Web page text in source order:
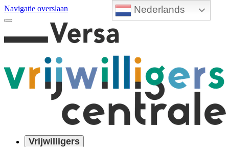
Nederlands
Navigatie overslaan
Vrijwilligers